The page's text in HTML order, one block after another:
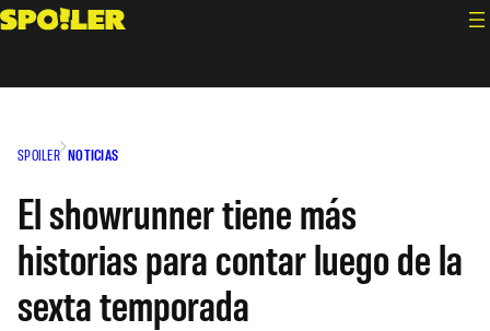
SPOILER NOTICIAS
El showrunner tiene más
historias para contar luego de la
sexta temporada